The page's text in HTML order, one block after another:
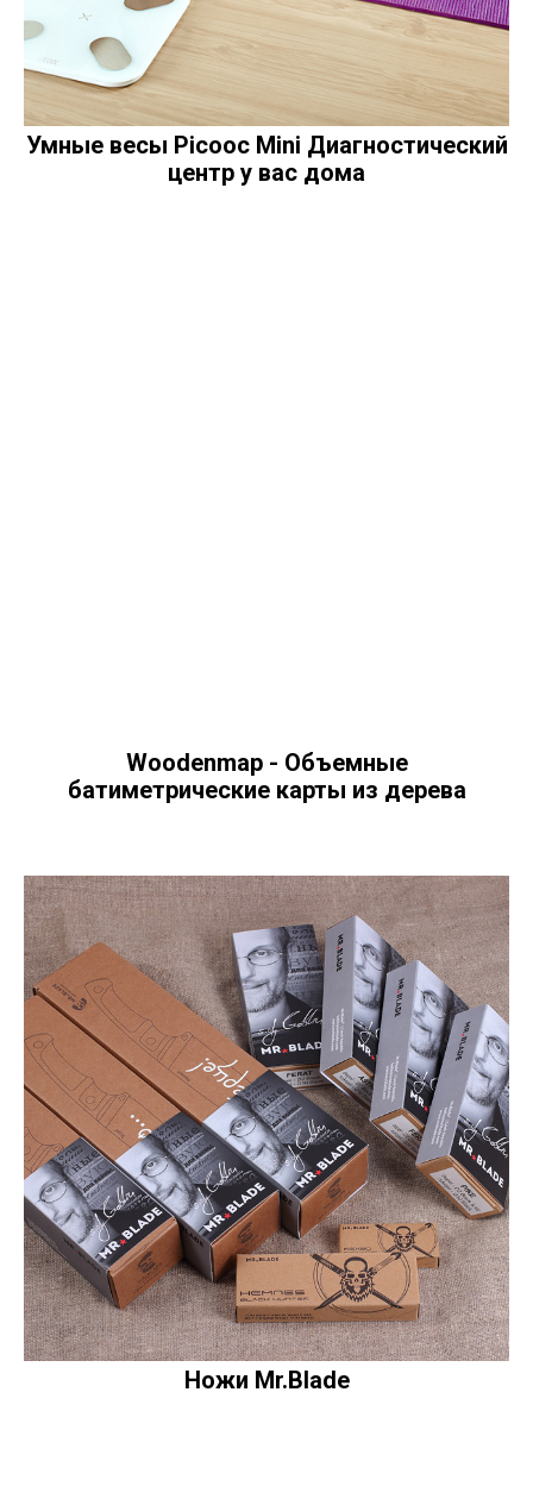
Умные весы Picooc Mini Диагностический
центр у вас дома
Woodenmap - Объемные
батиметрические карты из дерева
Ножи Mr.Blade